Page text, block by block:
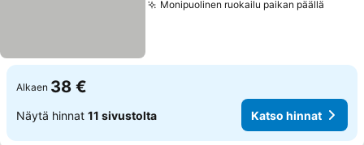
Monipuolinen ruokailu paikan päällä
Alkaen 38 €
Näytä hinnat 11 sivustolta Katso hinnat